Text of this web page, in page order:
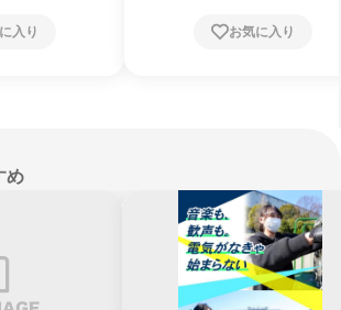
兵庫県、奈良県、和
、岡山県、広島県、
入り お気に入り
め